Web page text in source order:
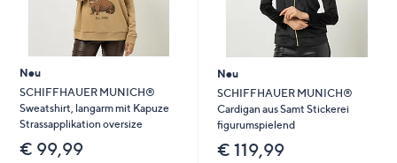
Neu
SCHIFFHAUER MUNICH®
Sweatshirt, langarm mit Kapuze
Strassapplikation oversize
€ 99,99
Neu
SCHIFFHAUER MUNICH®
Cardigan aus Samt Stickerei
figurumspielend
€ 119,99